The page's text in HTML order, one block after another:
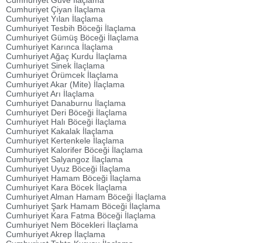
Cumhuriyet Çiyan İlaçlama
Cumhuriyet Yılan İlaçlama
Cumhuriyet Tesbih Böceği İlaçlama
Cumhuriyet Gümüş Böceği İlaçlama
Cumhuriyet Karınca İlaçlama
Cumhuriyet Ağaç Kurdu İlaçlama
Cumhuriyet Sinek İlaçlama
Cumhuriyet Örümcek İlaçlama
Cumhuriyet Akar (Mite) İlaçlama
Cumhuriyet Arı İlaçlama
Cumhuriyet Danaburnu İlaçlama
Cumhuriyet Deri Böceği İlaçlama
Cumhuriyet Halı Böceği İlaçlama
Cumhuriyet Kakalak İlaçlama
Cumhuriyet Kertenkele İlaçlama
Cumhuriyet Kalorifer Böceği İlaçlama
Cumhuriyet Salyangoz İlaçlama
Cumhuriyet Uyuz Böceği İlaçlama
Cumhuriyet Hamam Böceği İlaçlama
Cumhuriyet Kara Böcek İlaçlama
Cumhuriyet Alman Hamam Böceği İlaçlama
Cumhuriyet Şark Hamam Böceği İlaçlama
Cumhuriyet Kara Fatma Böceği İlaçlama
Cumhuriyet Nem Böcekleri İlaçlama
Cumhuriyet Akrep İlaçlama